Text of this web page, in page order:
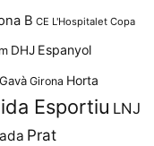
B CE L'Hospitalet Copa
DHJ Espanyol
Gavà Girona Horta
Esportiu LNJ
Prat